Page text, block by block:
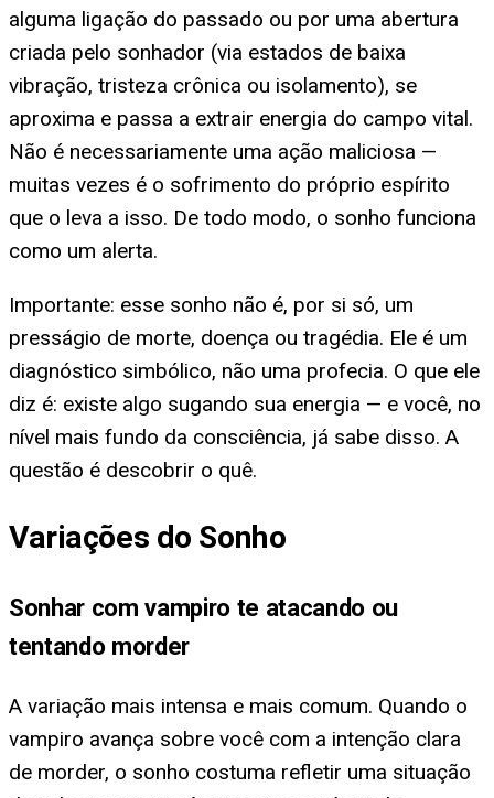
alguma ligação do passado ou por uma abertura
criada pelo sonhador (via estados de baixa
vibração, tristeza crônica ou isolamento), se
aproxima e passa a extrair energia do campo vital.
Não é necessariamente uma ação maliciosa —
muitas vezes é o sofrimento do próprio espírito
que o leva a isso. De todo modo, o sonho funciona
como um alerta.
Importante: esse sonho não é, por si só, um
presságio de morte, doença ou tragédia. Ele é um
diagnóstico simbólico, não uma profecia. O que ele
diz é: existe algo sugando sua energia — e você, no
nível mais fundo da consciência, já sabe disso. A
questão é descobrir o quê.
Variações do Sonho
Sonhar com vampiro te atacando ou
tentando morder
A variação mais intensa e mais comum. Quando o
vampiro avança sobre você com a intenção clara
de morder, o sonho costuma refletir uma situação